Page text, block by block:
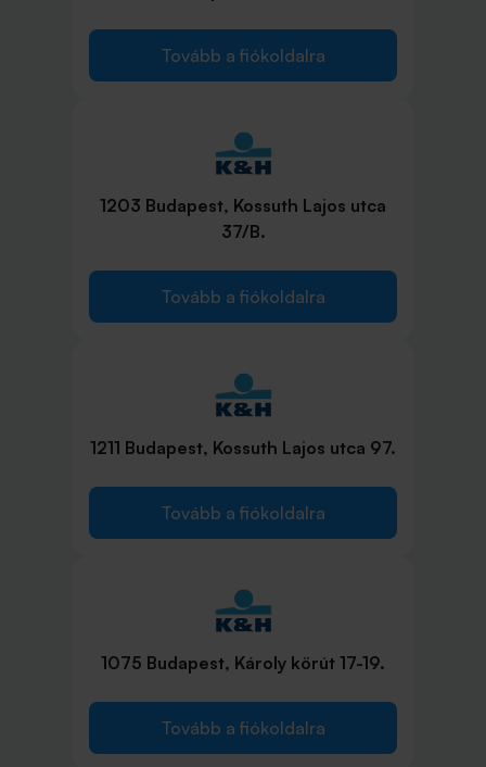
Tovább a fiókoldalra
1203 Budapest, Kossuth Lajos utca
37/B.
Tovább a fiókoldalra
1211 Budapest, Kossuth Lajos utca 97.
Tovább a fiókoldalra
1075 Budapest, Károly körút 17-19.
Tovább a fiókoldalra